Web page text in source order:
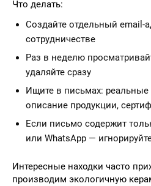
Что делать:
Создайте отдельный email-
сотрудничестве
Раз в неделю
удаляйте сразу
Ищите в письмах: реальные
описание продукции,
Если письмо содержит
или WhatsApp —
Интересные находки часто
производим экологичную